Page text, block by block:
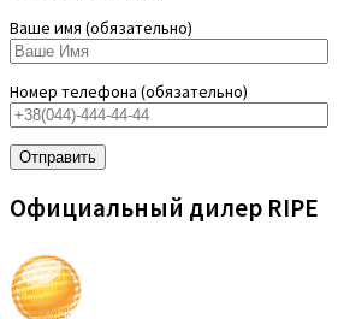
Ваше имя (обязательно)
Номер телефона (обязательно)
Официальный дилер RIPE